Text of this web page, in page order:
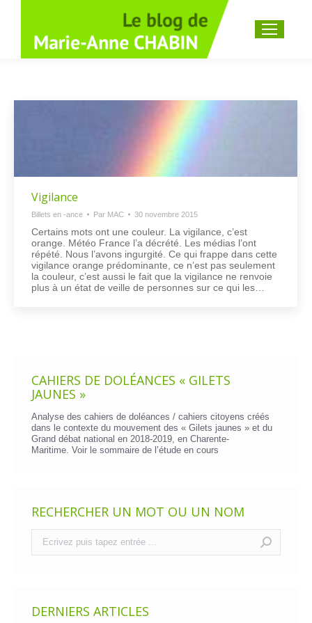
Recherche
Vigilance
Billets en -ance Par MAC 30 novembre 2015
Certains mots ont une couleur. La vigilance, c’est
orange. Météo France l’a décrété. Les médias l’ont
répété. Nous l’avons ingurgité. Ce qui frappe dans cette
vigilance orange prédominante, ce n’est pas seulement
la couleur, c’est aussi le fait que la vigilance ne renvoie
plus à un état de veille de personnes sur ce qui les…
CAHIERS DE DOLÉANCES « GILETS
JAUNES »
Analyse des cahiers de doléances / cahiers citoyens créés
dans le contexte du mouvement des « Gilets jaunes » et du
Grand débat national en 2018-2019, en Charente-
Maritime. Voir le sommaire de l’étude en cours
RECHERCHER UN MOT OU UN NOM
DERNIERS ARTICLES